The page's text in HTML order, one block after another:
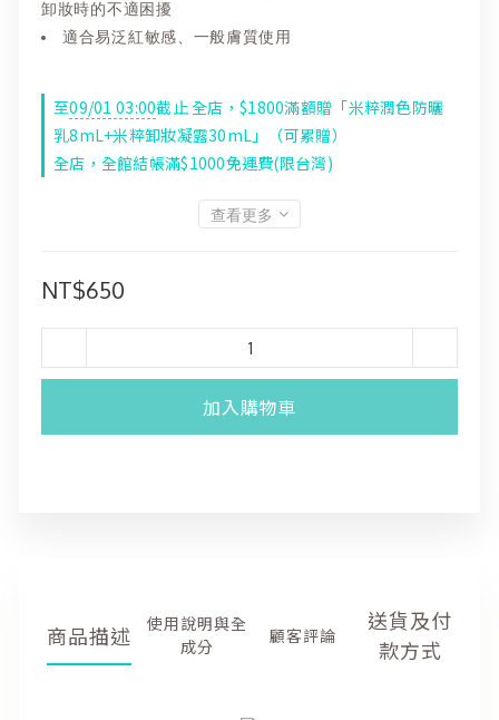
卸妝時的不適困擾
適合易泛紅敏感、一般膚質使用
至09/01 03:00截止全店，$1800滿額贈「米粹潤色防曬
乳8mL+米粹卸妝凝露30mL」（可累贈）
全店，全館結帳滿$1000免運費(限台灣)
查看更多
NT$650
加入購物車
商品描述 商品描述 顧客評價
送貨及付
款方式